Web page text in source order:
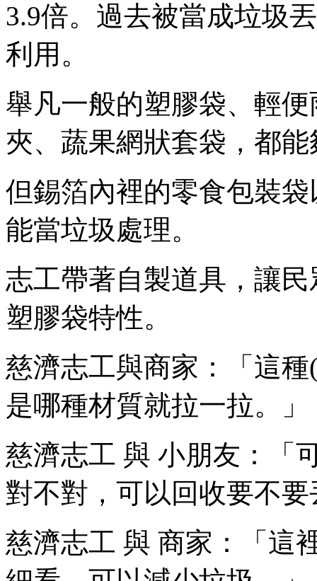
3.9倍。過去被當成垃圾
利用。
舉凡一般的塑膠袋、輕
夾、蔬果網狀套袋，都
但錫箔內裡的零食包裝
能當垃圾處理。
志工帶著自製道具，讓
塑膠袋特性。
慈濟志工與商家：「這
是哪種材質就拉一拉。」
慈濟志工 與 小朋友：「
對不對，可以回收要不
慈濟志工 與 商家：「這